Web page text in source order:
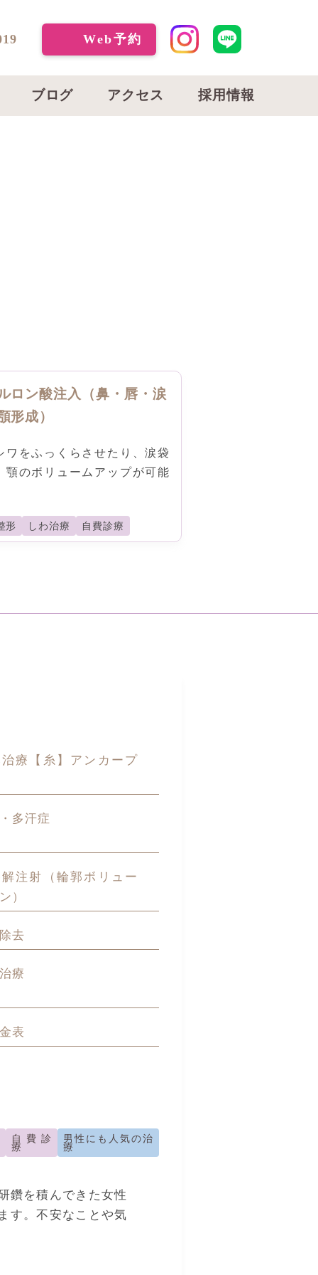
Web予約
ブログ アクセス 採用情報
ロン酸注入（鼻・唇・涙
形成）
ワをふっくらさせたり、涙袋
顎のボリュームアップが可能
形 しわ治療 自費診療
療【糸】アンカープ
多汗症
注射（輪郭ボリュー
）
去
療
表
自費診
療
男性にも人気の治
療
鑽を積んできた女性
す。不安なことや気